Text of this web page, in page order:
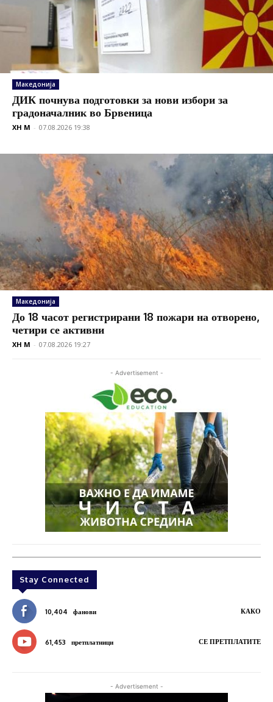
Македонија
ДИК почнува подготовки за нови избори за
градоначалник во Брвеница
XH M - 07.08.2026 19:38
Македонија
До 18 часот регистрирани 18 пожари на отворено,
четири се активни
XH M - 07.08.2026 19:27
- Advertisement -
Stay Connected
10,404 фанови КАКО
61,453 претплатници СЕ ПРЕТПЛАТИТЕ
- Advertisement -